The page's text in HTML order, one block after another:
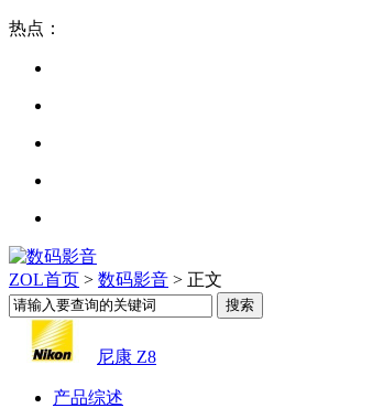
热点：
ZOL首页 > 数码影音 > 正文
尼康 Z8
产品综述